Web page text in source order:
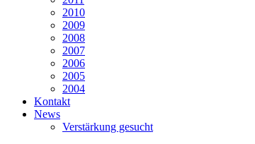
2010
2009
2008
2007
2006
2005
2004
Kontakt
News
Verstärkung gesucht